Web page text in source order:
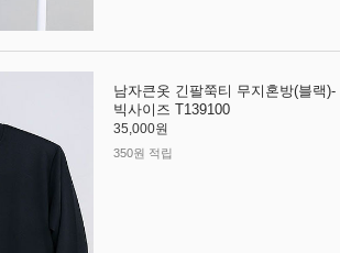
남자큰옷 긴팔쭉티 무지혼방(블랙)-
빅사이즈 T139100
35,000원
350원 적립